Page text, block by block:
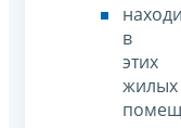
в
этих
жилых